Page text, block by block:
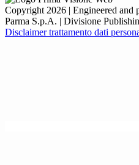
Copyright 2026 | Engineered and
Parma S.p.A. | Divisione
Disclaimer trattamento dati